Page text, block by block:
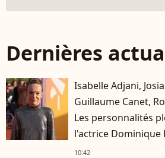
Dernières
Isabelle Adjani,
Guillaume Canet,
Les personnalités
l'actrice Dominique
10:42